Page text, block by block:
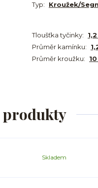
Typ:
Kroužek/
Tloušťka tyčinky:
Průměr kamínku:
Průměr kroužku:
produkty
Skladem